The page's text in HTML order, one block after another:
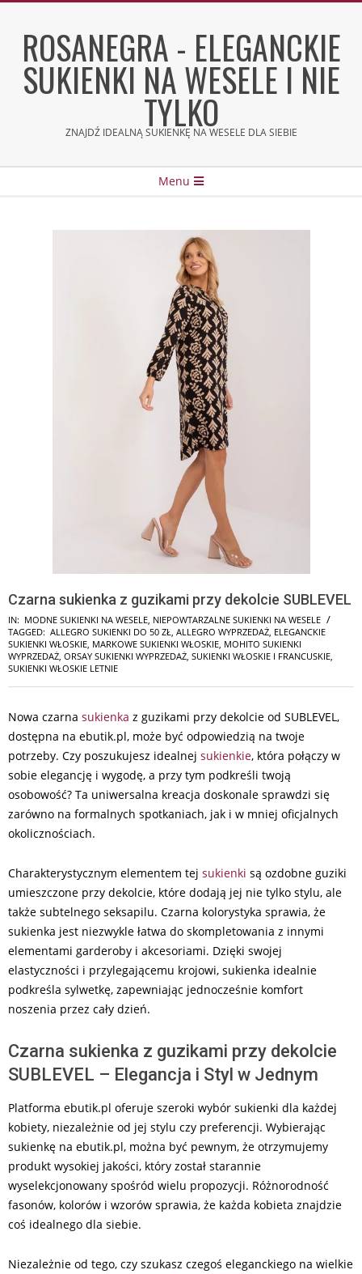
contentROSANEGRA - ELEGANCKIE
SUKIENKI NA WESELE I NIE
TYLKO
ZNAJDŹ IDEALNĄ SUKIENKĘ NA WESELE DLA SIEBIE
Menu
Czarna sukienka z guzikami przy dekolcie SUBLEVEL
IN: MODNE SUKIENKI NA WESELE NIEPOWTARZALNE SUKIENKI NA WESELE
TAGGED: ALLEGRO SUKIENKI DO 50 ZŁ ALLEGRO WYPRZEDAŻ ELEGANCKIE
SUKIENKI WŁOSKIE MARKOWE SUKIENKI WŁOSKIE MOHITO SUKIENKI
WYPRZEDAŻ ORSAY SUKIENKI WYPRZEDAŻ SUKIENKI WŁOSKIE I FRANCUSKIE
SUKIENKI WŁOSKIE LETNIE
Nowa czarna sukienka z guzikami przy dekolcie od SUBLEVEL,
dostępna na ebutik.pl, może być odpowiedzią na twoje
potrzeby. Czy poszukujesz idealnej sukienkie, która połączy w
sobie elegancję i wygodę, a przy tym podkreśli twoją
osobowość? Ta uniwersalna kreacja doskonale sprawdzi się
zarówno na formalnych spotkaniach, jak i w mniej oficjalnych
okolicznościach.
Charakterystycznym elementem tej sukienki są ozdobne guziki
umieszczone przy dekolcie, które dodają jej nie tylko stylu, ale
także subtelnego seksapilu. Czarna kolorystyka sprawia, że
sukienka jest niezwykle łatwa do skompletowania z innymi
elementami garderoby i akcesoriami. Dzięki swojej
elastyczności i przylegającemu krojowi, sukienka idealnie
podkreśla sylwetkę, zapewniając jednocześnie komfort
noszenia przez cały dzień.
Czarna sukienka z guzikami przy dekolcie
SUBLEVEL – Elegancja i Styl w Jednym
Platforma ebutik.pl oferuje szeroki wybór sukienki dla każdej
kobiety, niezależnie od jej stylu czy preferencji. Wybierając
sukienkę na ebutik.pl, można być pewnym, że otrzymujemy
produkt wysokiej jakości, który został starannie
wyselekcjonowany spośród wielu propozycji. Różnorodność
fasonów, kolorów i wzorów sprawia, że każda kobieta znajdzie
coś idealnego dla siebie.
Niezależnie od tego, czy szukasz czegoś eleganckiego na wielkie